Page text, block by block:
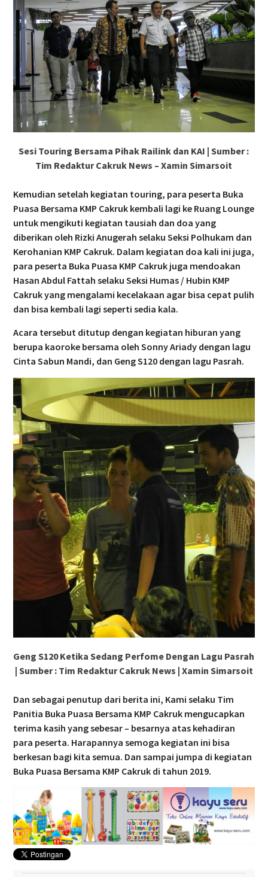
Sesi Touring Bersama Pihak Railink dan KAI | Sumber :
Tim Redaktur Cakruk News – Xamin Simarsoit
Kemudian setelah kegiatan touring, para peserta Buka
Puasa Bersama KMP Cakruk kembali lagi ke Ruang Lounge
untuk mengikuti kegiatan tausiah dan doa yang
diberikan oleh Rizki Anugerah selaku Seksi Polhukam dan
Kerohanian KMP Cakruk. Dalam kegiatan doa kali ini juga,
para peserta Buka Puasa KMP Cakruk juga mendoakan
Hasan Abdul Fattah selaku Seksi Humas / Hubin KMP
Cakruk yang mengalami kecelakaan agar bisa cepat pulih
dan bisa kembali lagi seperti sedia kala.
Acara tersebut ditutup dengan kegiatan hiburan yang
berupa kaoroke bersama oleh Sonny Ariady dengan lagu
Cinta Sabun Mandi, dan Geng S120 dengan lagu Pasrah.
Geng S120 Ketika Sedang Perfome Dengan Lagu Pasrah
| Sumber : Tim Redaktur Cakruk News | Xamin Simarsoit
Dan sebagai penutup dari berita ini, Kami selaku Tim
Panitia Buka Puasa Bersama KMP Cakruk mengucapkan
terima kasih yang sebesar – besarnya atas kehadiran
para peserta. Harapannya semoga kegiatan ini bisa
berkesan bagi kita semua. Dan sampai jumpa di kegiatan
Buka Puasa Bersama KMP Cakruk di tahun 2019.